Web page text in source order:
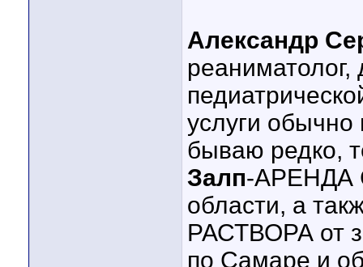
Александр
реаниматолог,
услуги
бываю редко,
Залп-АРЕНДА
области, а
РАСТВОРА от
по Самаре и